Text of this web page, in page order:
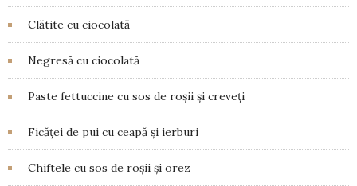
Clătite cu ciocolată
Negresă cu ciocolată
Paste fettuccine cu sos de roșii și creveți
Ficăței de pui cu ceapă și ierburi
Chiftele cu sos de roșii și orez